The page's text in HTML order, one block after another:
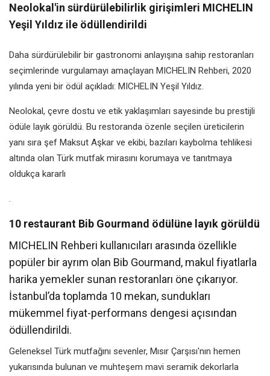
Neolokal'in sürdürülebilirlik girişimleri MICHELIN
Yeşil Yıldız ile ödüllendirildi
Daha sürdürülebilir bir gastronomi anlayışına sahip restoranları
seçimlerinde vurgulamayı amaçlayan MICHELIN Rehberi, 2020
yılında yeni bir ödül açıkladı: MICHELIN Yeşil Yıldız.
Neolokal, çevre dostu ve etik yaklaşımları sayesinde bu prestijli
ödüle layık görüldü. Bu restoranda özenle seçilen üreticilerin
yanı sıra şef Maksut Aşkar ve ekibi, bazıları kaybolma tehlikesi
altında olan Türk mutfak mirasını korumaya ve tanıtmaya
oldukça kararlı
.
10 restaurant Bib Gourmand ödülüne layık görüldü
MICHELIN Rehberi kullanıcıları arasında özellikle
popüler bir ayrım olan Bib Gourmand, makul fiyatlarla
harika yemekler sunan restoranları öne çıkarıyor.
İstanbul’da toplamda 10 mekan, sundukları
mükemmel fiyat-performans dengesi açısından
ödüllendirildi.
Geleneksel Türk mutfağını sevenler, Mısır Çarşısı'nın hemen
yukarısında bulunan ve muhteşem mavi seramik dekorlarla